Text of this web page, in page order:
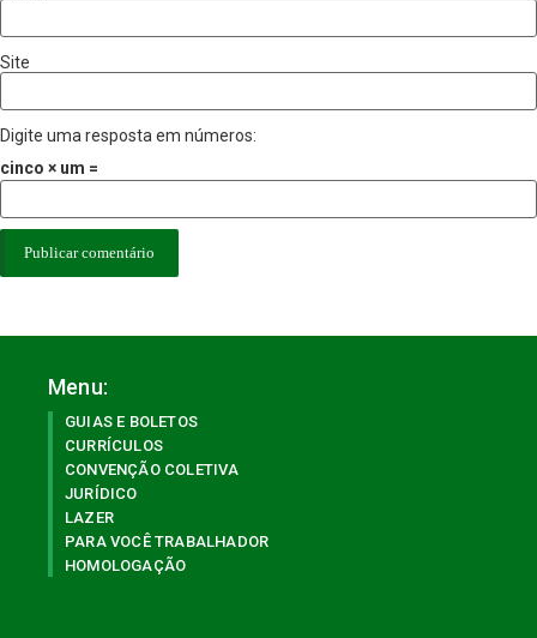
Site
Digite uma resposta em números:
cinco × um =
Menu:
GUIAS E BOLETOS
CURRÍCULOS
CONVENÇÃO COLETIVA
JURÍDICO
LAZER
PARA VOCÊ TRABALHADOR
HOMOLOGAÇÃO